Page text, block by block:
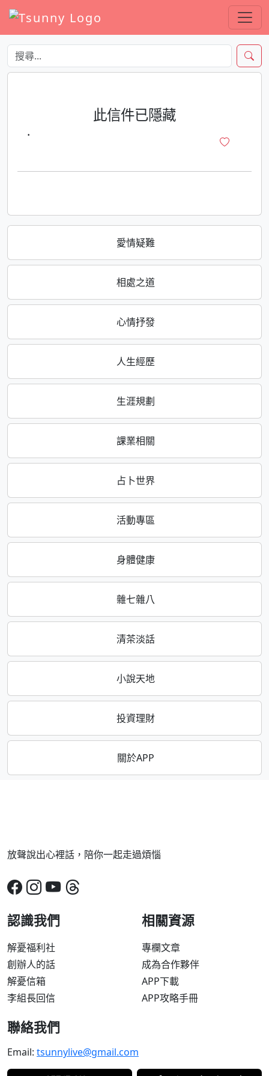
愛情疑難
相處之道
心情抒發
人生經歷
生涯規劃
課業相關
占卜世界
活動專區
身體健康
雜七雜八
清茶淡話
小說天地
投資理財
關於APP
此信件已隱藏
·
放聲說出心裡話，陪你一起走過煩惱
認識我們
解憂福利社
創辦人的話
解憂信箱
李組長回信
相關資源
專欄文章
成為合作夥伴
APP下載
APP攻略手冊
聯絡我們
Email: tsunnylive@gmail.com